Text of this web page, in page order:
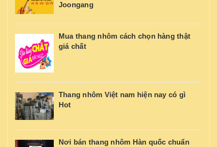
Joongang
Mua thang nhôm cách chọn hàng thật
giá chất
Thang nhôm Việt nam hiện nay có gì
Hot
Nơi bán thang nhôm Hàn quốc chuẩn